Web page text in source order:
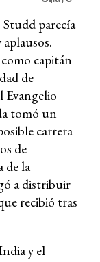
parecía
capitán
de
Evangelio
tomó un
carrera
de
de la
a distribuir
recibió tras
y el